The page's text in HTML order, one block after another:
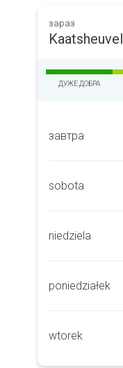
зараз
Kaatsheuvel
ДУЖЕ ДОБРА
завтра
sobota
niedziela
poniedziałek
wtorek